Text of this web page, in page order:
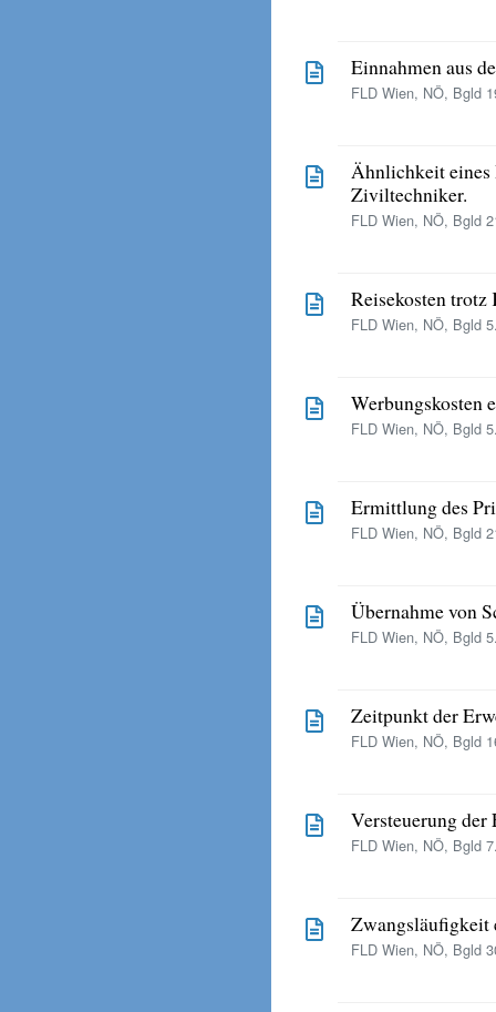
Einnahmen aus
FLD Wien, NÖ, Bgld
Ähnlichkeit
Ziviltechniker.
FLD Wien, NÖ, Bgld
Reisekosten trotz
FLD Wien, NÖ, Bgld
Werbungskosten
FLD Wien, NÖ, Bgld
Ermittlung des
FLD Wien, NÖ, Bgld
Übernahme von
FLD Wien, NÖ, Bgld
Zeitpunkt der
FLD Wien, NÖ, Bgld
Versteuerung der
FLD Wien, NÖ, Bgld
Zwangsläufigkeit
FLD Wien, NÖ, Bgld